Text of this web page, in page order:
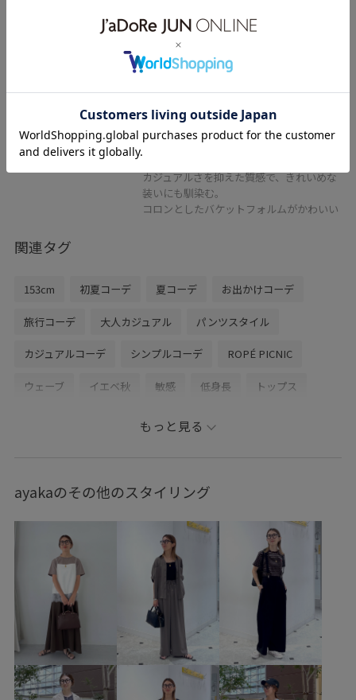
ペーパーライクバケットバッ
グ/2WAY
オフホワイト / F
¥3,245
レビュー
フリーサイズ
異素材が夏らしい上品で軽やかなバケット
カジュアルさを抑えた質感で、きれいめな
装いにも馴染む。
コロンとしたバケットフォルムがかわいい
関連タグ
153cm 初夏コーデ 夏コーデ お出かけコーデ
旅行コーデ 大人カジュアル パンツスタイル
カジュアルコーデ シンプルコーデ ROPÉ PICNIC
ウェーブ イエベ秋 敏感 低身長 トップス
タンクトップ
1枚でも着れる 26mother'sday
26SS20dp 26SS_ジョーゼット 26SSお着軽シャツ
2WAYで使える blouse_pickup RP26SS
RP26SSインナー RP26SS着映えトップス
お気に入りアイテム_pickup きちんと感 きれいめ
こなれ感 さりげないアクセント
もっと見る
ayakaのその他のスタイリング